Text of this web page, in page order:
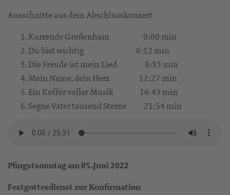
Ausschnitte aus dem Abschlusskonzert
Kurrende Großenhain 0:00 min
Du bist wichtig 6:12 min
Die Freude ist mein Lied 8:33 min
Mein Name, dein Herz 12:27 min
Ein Koffer voller Musik 16:43 min
Segne Vater tausend Sterne 21:54 min
Pfingstsonntag am 05.Juni 2022
Festgottesdienst zur Konfirmation